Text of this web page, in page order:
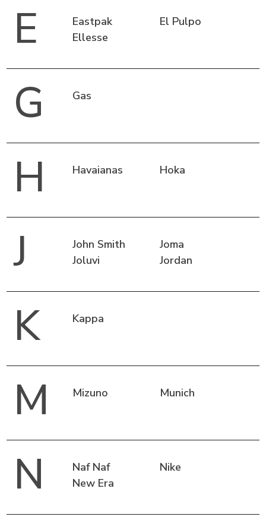
E
Eastpak
Ellesse
El Pulpo
G Gas
H Havaianas Hoka
J
John Smith
Joluvi
Joma
Jordan
K Kappa
M Mizuno Munich
N
Naf Naf
New Era
Nike